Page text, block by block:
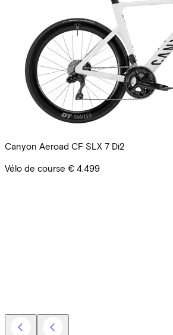
Canyon Aeroad CF SLX 7 Di2
Vélo de course € 4.499